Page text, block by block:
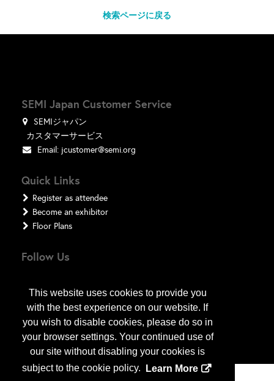
This website uses cookies to provide you
with the best experience on our website. If
you wish to disable cookies, please do so in
your browser settings. Your continued use of
our site without disabling your cookies is
subject to the cookie policy.
Learn More
検索ページに戻る
SEMI Japan Customer Service
SEMIジャパン
カスタマーサービス
Email: jcustomer@semi.org
Quick Links
Register as attendee
Become an exhibitor
Floor Plans
Follow Us